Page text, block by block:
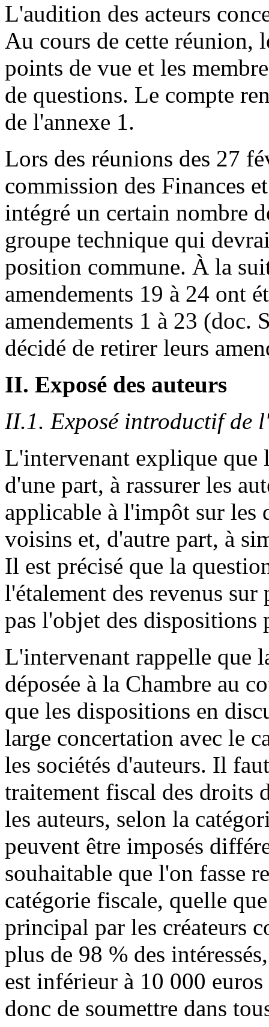
L'audition des acteurs
Au cours de cette réunion,
points de vue et les
de questions. Le compte
de l'annexe 1.
Lors des réunions des 27
commission des Finances
intégré un certain nombre
groupe technique qui
position commune. À la
amendements 19 à 24 ont
amendements 1 à 23 (doc.
décidé de retirer leurs
II. Exposé des auteurs
II.1. Exposé introductif de
L'intervenant explique que
d'une part, à rassurer les
applicable à l'impôt sur les
voisins et, d'autre part, à
Il est précisé que la
l'étalement des revenus
pas l'objet des dispositions
L'intervenant rappelle que
déposée à la Chambre au
que les dispositions en
large concertation avec le
les sociétés d'auteurs. Il
traitement fiscal des droits
les auteurs, selon la
peuvent être imposés
souhaitable que l'on fasse
catégorie fiscale, quelle
principal par les créateurs
plus de 98 % des
est inférieur à 10 000
donc de soumettre dans